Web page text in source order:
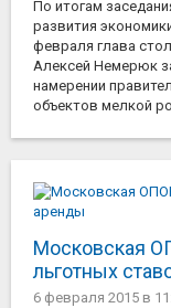
По итогам
развития
февраля глава
Алексей Немерюк
намерении
объектов мелкой
Московская
льготных
6 февраля 2015 в